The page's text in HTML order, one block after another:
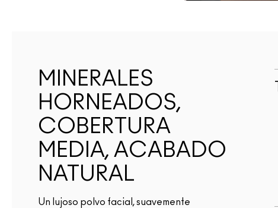
MINERALES
HORNEADOS,
COBERTURA
MEDIA, ACABADO
NATURAL
Un lujoso polvo facial, suavemente